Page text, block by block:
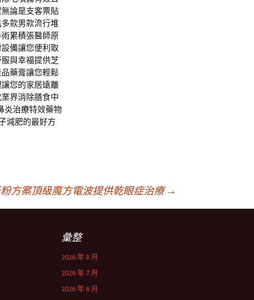
論是支客票貼
款男款流行堆
累積張醫師原
備讓您便利取
與幸福提供芝
品藥膏讓您輕鬆
讓您的家居遠離
界消除膳食中
炎治療特效藥物
減肥的最好方
方案頂級魔方電波提供乾眼症治療 →
彙整
2026 年 8 月
2026 年 7 月
2026 年 6 月